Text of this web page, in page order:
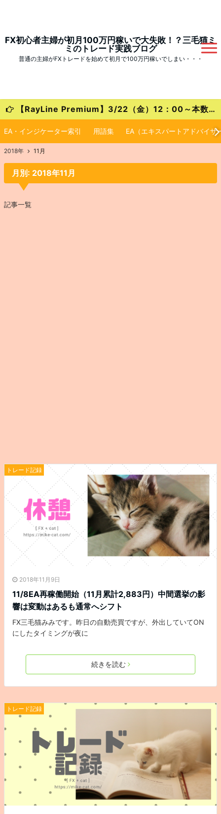
FX初心者主婦が初月100万円稼いで大失敗！？三毛猫ミ
ミのトレード実践ブログ
普通の主婦がFXトレードを始めて初月で100万円稼いでしまい・・・
【RayLine Premium】3/22（金）12：00～本数限定の大特価キャンペーンが始まります！
EA・インジケーター索引 用語集 EA（エキスパートアドバイザ
2018年 11月
月別: 2018年11月
記事一覧
トレード記録
2018年11月9日
11/8EA再稼働開始（11月累計2,883円）中間選挙の影
響は変動はあるも通常へシフト
FX三毛猫みみです。昨日の自動売買ですが、外出していてON
にしたタイミングが夜に
続きを読む
トレード記録